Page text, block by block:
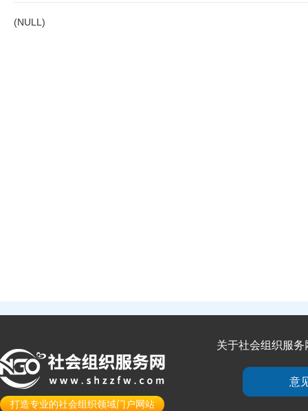
(NULL)
打造专业的社会组织领域门户网站
关于社会组织服务
意